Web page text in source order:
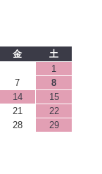
金
土
1
7
8
14
15
21
22
28
29